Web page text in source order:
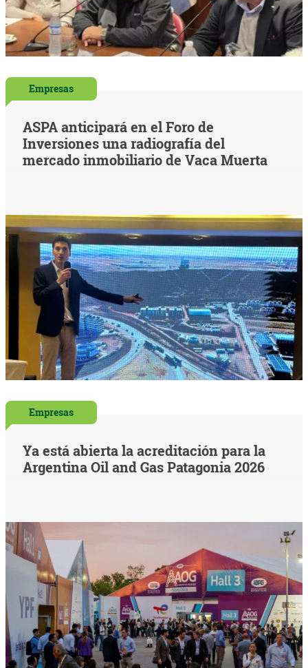
Empresas
ASPA anticipará en el Foro de
Inversiones una radiografía del
mercado inmobiliario de Vaca Muerta
Empresas
Ya está abierta la acreditación para la
Argentina Oil and Gas Patagonia 2026